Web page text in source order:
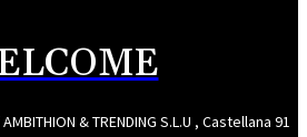
& TRENDING S.L.U , Castellana 91